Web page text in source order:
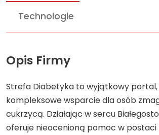
Technologie
Opis Firmy
Strefa Diabetyka to wyjątkowy
kompleksowe wsparcie dla osób
cukrzycą. Działając w sercu
oferuje nieocenioną pomoc w postaci